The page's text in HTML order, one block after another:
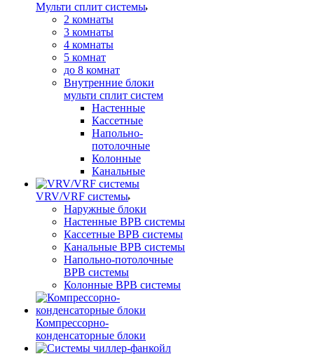
Мульти сплит системы
2 комнаты
3 комнаты
4 комнаты
5 комнат
до 8 комнат
Внутренние блоки
мульти сплит систем
Настенные
Кассетные
Напольно-
потолочные
Колонные
Канальные
VRV/VRF системы
Наружные блоки
Настенные ВРВ системы
Кассетные ВРВ системы
Канальные ВРВ системы
Напольно-потолочные
ВРВ системы
Колонные ВРВ системы
Компрессорно-
конденсаторные блоки